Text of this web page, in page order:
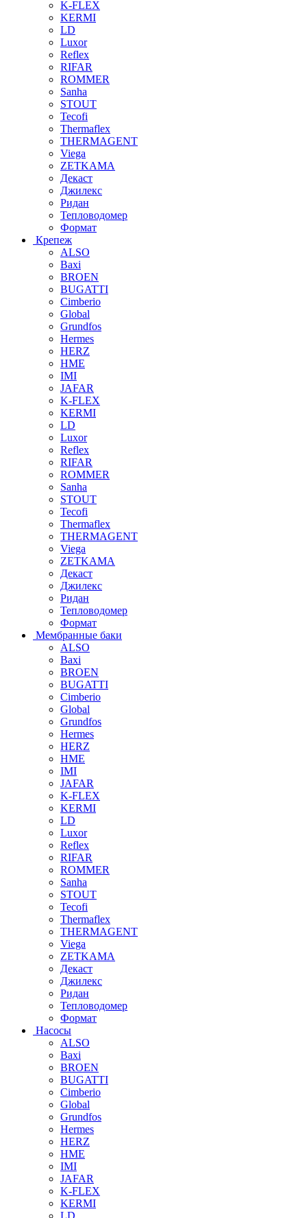
K-FLEX
KERMI
LD
Luxor
Reflex
RIFAR
ROMMER
Sanha
STOUT
Tecofi
Thermaflex
THERMAGENT
Viega
ZETKAMA
Декаст
Джилекс
Ридан
Тепловодомер
Формат
Крепеж
ALSO
Baxi
BROEN
BUGATTI
Cimberio
Global
Grundfos
Hermes
HERZ
HME
IMI
JAFAR
K-FLEX
KERMI
LD
Luxor
Reflex
RIFAR
ROMMER
Sanha
STOUT
Tecofi
Thermaflex
THERMAGENT
Viega
ZETKAMA
Декаст
Джилекс
Ридан
Тепловодомер
Формат
Мембранные баки
ALSO
Baxi
BROEN
BUGATTI
Cimberio
Global
Grundfos
Hermes
HERZ
HME
IMI
JAFAR
K-FLEX
KERMI
LD
Luxor
Reflex
RIFAR
ROMMER
Sanha
STOUT
Tecofi
Thermaflex
THERMAGENT
Viega
ZETKAMA
Декаст
Джилекс
Ридан
Тепловодомер
Формат
Насосы
ALSO
Baxi
BROEN
BUGATTI
Cimberio
Global
Grundfos
Hermes
HERZ
HME
IMI
JAFAR
K-FLEX
KERMI
LD